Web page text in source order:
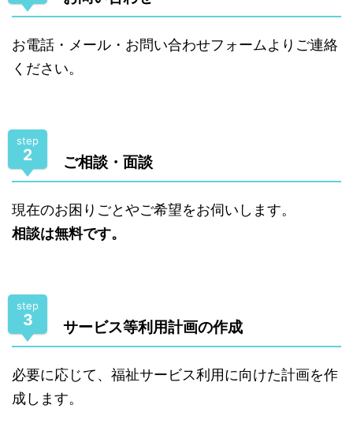
お電話・メール・お問い合わせフォームよりご連絡
ください。
step
2 ご相談・面談
現在のお困りごとやご希望をお伺いします。
相談は無料です。
step
3 サービス等利用計画の作成
必要に応じて、福祉サービス利用に向けた計画を作
成します。